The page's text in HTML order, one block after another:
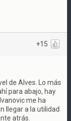
+15
de Alves. Lo más
para abajo, hay
me ha
llegar a la utilidad
atrás.